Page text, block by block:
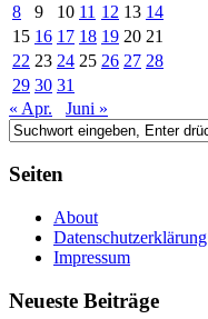
8
9 10 11 12 13 14
15 16 17 18 19 20 21
22 23 24 25 26 27 28
29 30 31
« Apr.
Juni »
Seiten
About
Datenschutzerklärung
Impressum
Neueste Beiträge